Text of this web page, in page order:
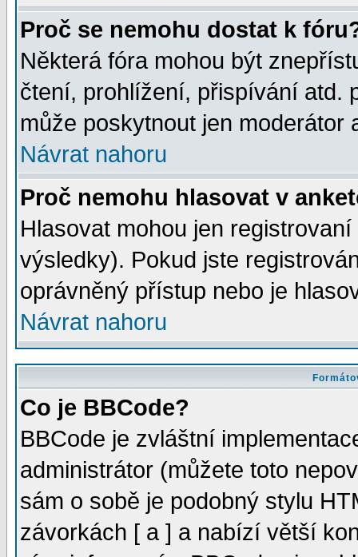
Proč se nemohu dostat k
Některá fóra mohou být
čtení, prohlížení, přispívání atd.
může poskytnout jen moderátor
Návrat nahoru
Proč nemohu hlasovat v
Hlasovat mohou jen
výsledky). Pokud jste
oprávněný přístup nebo je
Návrat nahoru
Co je BBCode?
BBCode je zvláštní
administrátor (můžete toto
sám o sobě je podobný stylu
závorkách [ a ] a nabízí větší